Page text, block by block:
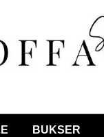
BUKSER